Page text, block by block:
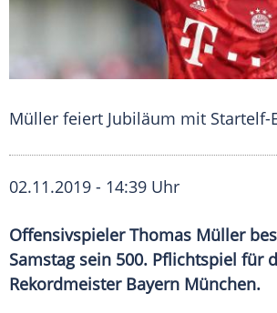
Müller feiert Jubiläum mit Startelf-
02.11.2019 - 14:39 Uhr
Offensivspieler Thomas Müller
Samstag sein 500. Pflichtspiel für
Rekordmeister Bayern München.